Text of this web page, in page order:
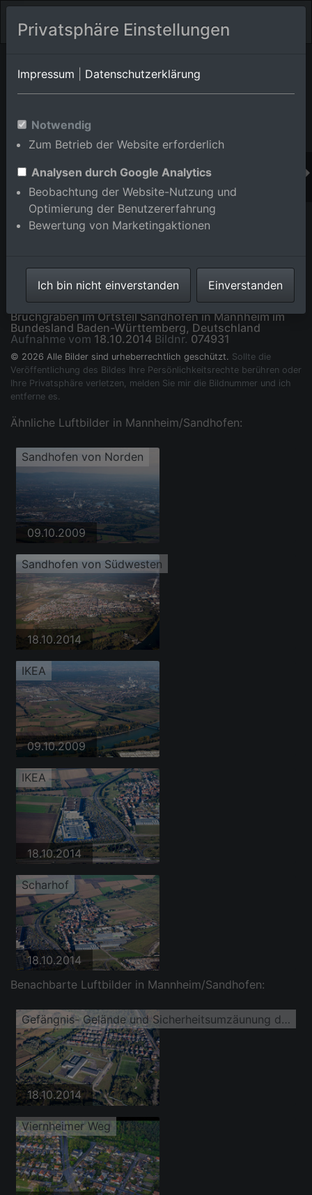
Orts-Album von Mannheim/Sandhofen
Württemberg,Deutschland
Im Shop bestellen
Von Buschreihen begrenzte, rechteckige Felder am
Bruchgraben im Ortsteil Sandhofen in Mannheim im
Bundesland Baden-Württemberg, Deutschland
Aufnahme vom 18.10.2014 Bildnr. 074931
© 2026 Alle Bilder sind urheberrechtlich geschützt. Sollte die
Veröffentlichung des Bildes Ihre Persönlichkeitsrechte berühren oder
Ihre Privatsphäre verletzen, melden Sie mir die Bildnummer und ich
entferne es.
Ähnliche Luftbilder in Mannheim/Sandhofen:
Sandhofen von Norden
09.10.2009
Sandhofen von Südwesten
18.10.2014
IKEA
09.10.2009
IKEA
18.10.2014
Scharhof
18.10.2014
Benachbarte Luftbilder in Mannheim/Sandhofen:
Gefängnis- Gelände und Sicherheitsumzäunung des ehemaligen US-Militärgefängnis Coleman Stockade
18.10.2014
Viernheimer Weg
Privatsphäre Einstellungen
Impressum Datenschutzerklärung
Notwendig
Zum Betrieb der Website erforderlich
Analysen durch Google Analytics
Beobachtung der Website-Nutzung und
Optimierung der Benutzererfahrung
Bewertung von Marketingaktionen
Ich bin nicht einverstanden Einverstanden